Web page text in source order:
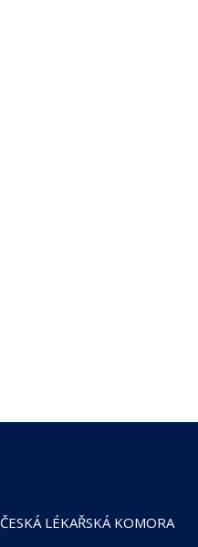
ČESKÁ LÉKAŘSKÁ KOMORA